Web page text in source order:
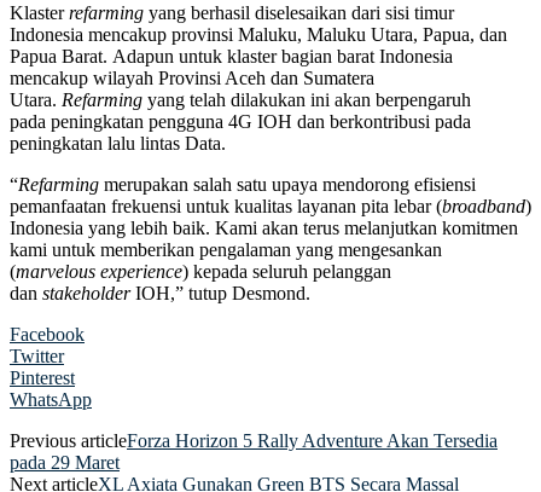
Klasterrefarming yang berhasil diselesaikan dari sisi timur
Indonesia mencakup provinsi Maluku, Maluku Utara, Papua, dan
Papua Barat. Adapun untuk klaster bagian barat Indonesia
mencakup wilayah Provinsi Aceh dan Sumatera
Utara. Refarming yang telah dilakukan ini akan berpengaruh
pada peningkatan pengguna 4G IOH dan berkontribusi pada
peningkatan lalu lintas Data.
“Refarming merupakan salah satu upaya mendorong efisiensi
pemanfaatan frekuensi untuk kualitas layanan pita lebar (broadband)
Indonesia yang lebih baik. Kami akan terus melanjutkan komitmen
kami untuk memberikan pengalaman yang mengesankan
(marvelous experience) kepada seluruh pelanggan
dan stakeholderIOH,” tutup Desmond.
Facebook
Twitter
Pinterest
WhatsApp
Previous articleForza Horizon 5 Rally Adventure Akan Tersedia
pada 29 Maret
Next articleXL Axiata Gunakan Green BTS Secara Massal